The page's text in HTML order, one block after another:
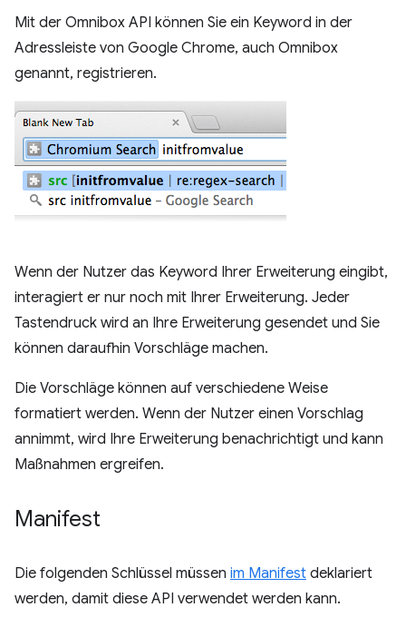
Mit der Omnibox API können Sie ein Keyword in der
Adressleiste von Google Chrome, auch Omnibox
genannt, registrieren.
Wenn der Nutzer das Keyword Ihrer Erweiterung eingibt,
interagiert er nur noch mit Ihrer Erweiterung. Jeder
Tastendruck wird an Ihre Erweiterung gesendet und Sie
können daraufhin Vorschläge machen.
Die Vorschläge können auf verschiedene Weise
formatiert werden. Wenn der Nutzer einen Vorschlag
annimmt, wird Ihre Erweiterung benachrichtigt und kann
Maßnahmen ergreifen.
Manifest
Die folgenden Schlüssel müssen im Manifest deklariert
werden, damit diese API verwendet werden kann.